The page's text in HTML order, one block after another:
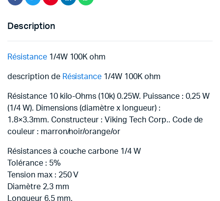
Description
Résistance1/4W 100K ohm
description de Résistance 1/4W 100K ohm
Résistance 10 kilo-Ohms (10k) 0.25W. Puissance : 0,25 W
(1/4 W). Dimensions (diamètre x longueur) :
1.8×3.3mm. Constructeur : Viking Tech Corp.. Code de
couleur : marron/noir/orange/or
Résistances à couche carbone 1/4 W
Tolérance : 5%
Tension max : 250 V
Diamètre 2,3 mm
Longueur 6,5 mm.